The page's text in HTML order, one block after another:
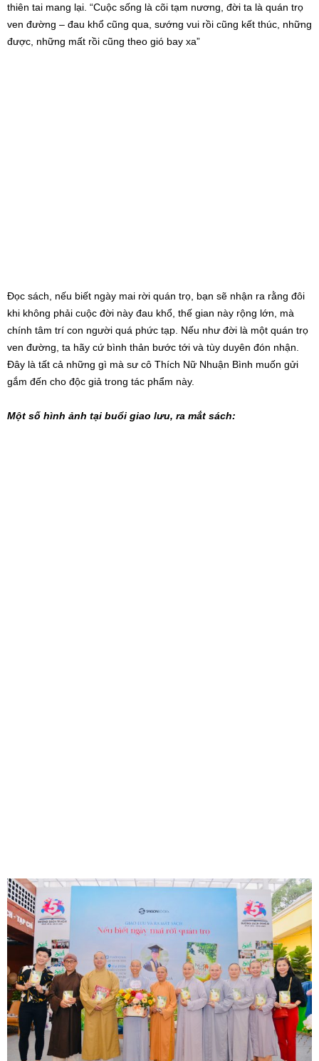
thiên tai mang lại. “Cuộc sống là cõi tạm nương, đời ta là quán trọ
ven đường – đau khổ cũng qua, sướng vui rồi cũng kết thúc, những
được, những mất rồi cũng theo gió bay xa”
Đọc sách, nếu biết ngày mai rời quán trọ, bạn sẽ nhận ra rằng đôi
khi không phải cuộc đời này đau khổ, thế gian này rộng lớn, mà
chính tâm trí con người quá phức tạp. Nếu như đời là một quán trọ
ven đường, ta hãy cứ bình thản bước tới và tùy duyên đón nhận.
Đây là tất cả những gì mà sư cô Thích Nữ Nhuận Bình muốn gửi
gắm đến cho độc giả trong tác phẩm này.
Một số hình ảnh tại buổi giao lưu, ra mắt sách: